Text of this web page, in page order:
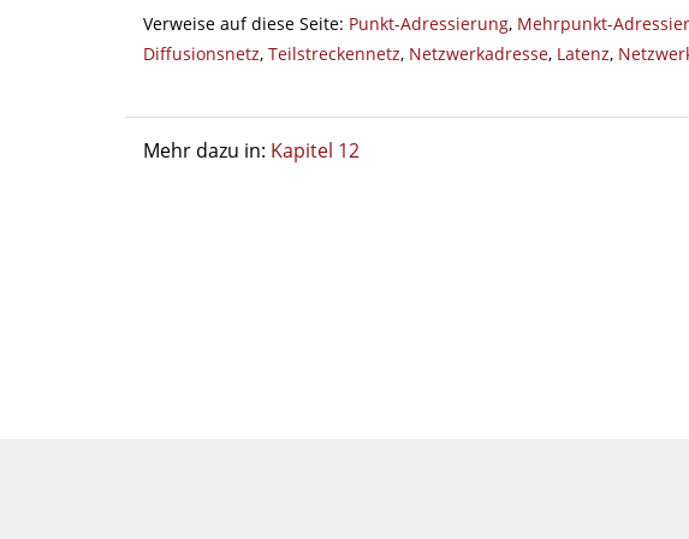
Verweise auf diese Seite: Punkt-Adressierung, Mehrpunkt-
Diffusionsnetz, Teilstreckennetz, Netzwerkadresse, Latenz,
Mehr dazu in: Kapitel 12